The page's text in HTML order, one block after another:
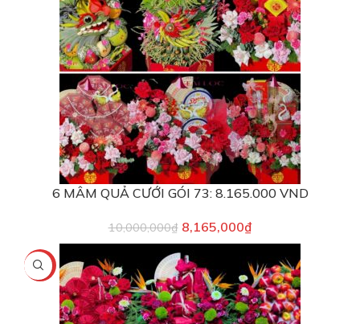
6 MÂM QUẢ CƯỚI GÓI 73: 8.165.000 VND
10,000,000₫ 8,165,000₫
-12%